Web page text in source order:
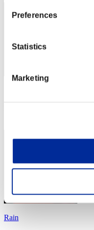
Preferences
Statistics
Marketing
Rain